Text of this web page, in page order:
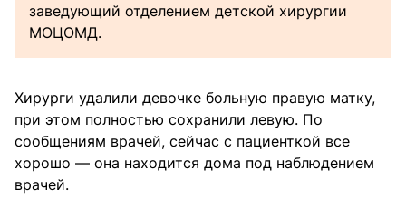
заведующий отделением детской хирургии
МОЦОМД.
Хирурги удалили девочке больную правую матку,
при этом полностью сохранили левую. По
сообщениям врачей, сейчас с пациенткой все
хорошо — она находится дома под наблюдением
врачей.